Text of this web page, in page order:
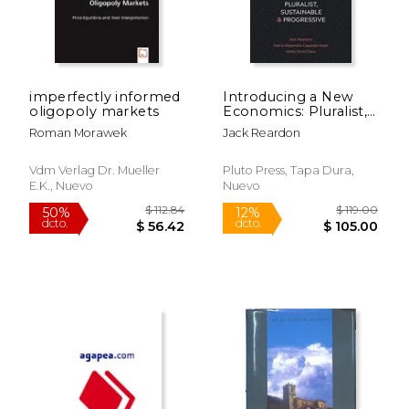
40% 50%
imperfectly informed
oligopoly markets
Roman Morawek
Vdm Verlag Dr. Mueller
E.k., Nuevo
Introducing a New
Economics: Pluralist,
Sustainable and
Progressive
Jack Reardon
Pluto Press, Tapa Dura,
Nuevo